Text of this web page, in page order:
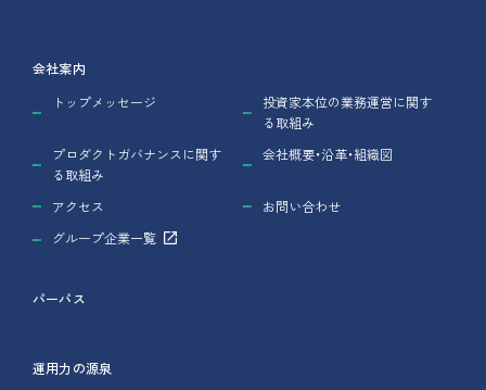
会社案内
トップメッセージ
投資家本位の業務運営に関す
る取組み
プロダクトガバナンスに関す
る取組み
会社概要・沿革・組織図
アクセス
お問い合わせ
グループ企業一覧
パーパス
運用力の源泉